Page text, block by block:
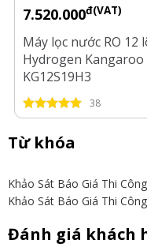
7.520.000đ(VAT)
Máy lọc nước RO 12
Hydrogen Kangaroo
KG12S19H3
38
Từ khóa
Khảo Sát Báo Giá Thi
Khảo Sát Báo Giá Thi
Đánh giá khách